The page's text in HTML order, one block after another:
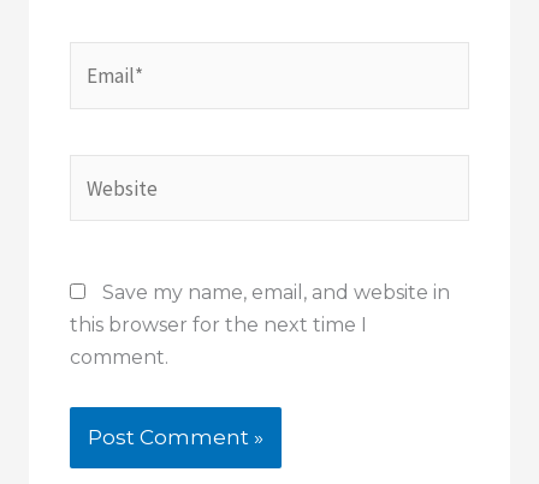
Save my name, email, and website in
this browser for the next time I
comment.